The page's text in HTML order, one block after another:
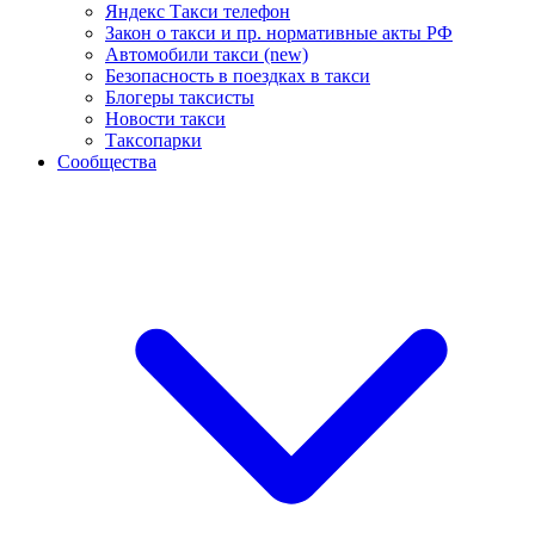
Яндекс Такси телефон
Закон о такси и пр. нормативные акты РФ
Автомобили такси (new)
Безопасность в поездках в такси
Блогеры таксисты
Новости такси
Таксопарки
Сообщества